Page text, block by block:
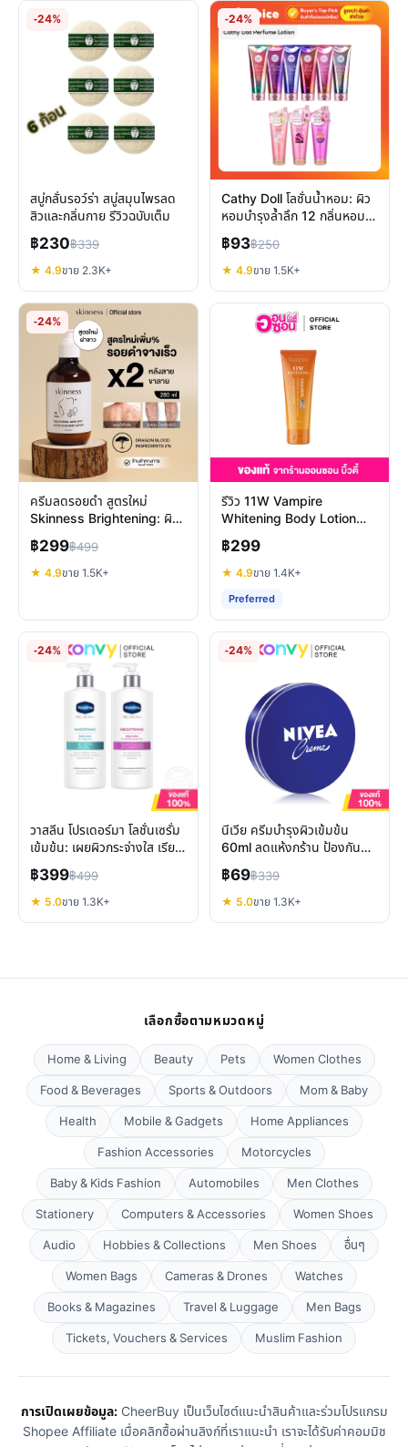
-24%
สบู่กลั่นรอว์ร่า สบู่สมุนไพรลด
สิวและกลิ่นกาย รีวิวฉบับเต็ม
฿230฿339
★ 4.9ขาย 2.3K+
-24%
Cathy Doll โลชั่นน้ำหอม: ผิว
หอมบำรุงล้ำลึก 12 กลิ่นหอม
ติดทนนาน
฿93฿250
★ 4.9ขาย 1.5K+
-24%
ครีมลดรอยดำ สูตรใหม่
Skinness Brightening: ผิว
ใส ลดจุดด่างดำเห็นผลจริง
฿299฿499
★ 4.9ขาย 1.5K+
รีวิว 11W Vampire
Whitening Body Lotion
โลชั่นผิวขาวสูตรกลางคืน
฿299
★ 4.9ขาย 1.4K+
Preferred
-24%
วาสลีน โปรเดอร์มา โลชั่นเซรั่ม
เข้มข้น: เผยผิวกระจ่างใส เรียบ
เนียน เลือกสูตรที่ใช่
฿399฿499
★ 5.0ขาย 1.3K+
-24%
นีเวีย ครีมบำรุงผิวเข้มข้น
60ml ลดแห้งกร้าน ป้องกัน
รอยแตกลาย
฿69฿339
★ 5.0ขาย 1.3K+
เลือกซื้อตามหมวดหมู่
Home & Living Beauty Pets
Women Clothes
Food & Beverages
Sports & Outdoors
Mom & Baby
Health
Mobile & Gadgets
Home Appliances
Fashion Accessories
Motorcycles
Baby & Kids Fashion
Automobiles
Men Clothes
Stationery
Computers & Accessories
Women Shoes
Audio
Hobbies & Collections Men Shoes
อื่นๆ
Women Bags
Cameras & Drones
Watches
Books & Magazines
Travel & Luggage
Men Bags
Tickets, Vouchers & Services
Muslim Fashion
การเปิดเผยข้อมูล:CheerBuy เป็นเว็บไซต์แนะนำสินค้าและร่วมโปรแกรม
Shopee Affiliate เมื่อคลิกซื้อผ่านลิงก์ที่เราแนะนำ เราจะได้รับค่าคอมมิช